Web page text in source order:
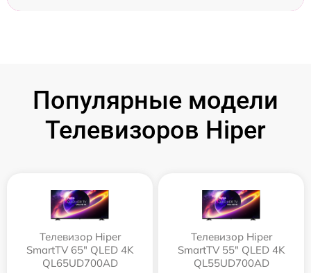
Популярные модели
Телевизоров Hiper
Телевизор Hiper
SmartTV 65" QLED 4K
QL65UD700AD
Телевизор Hiper
SmartTV 55" QLED 4K
QL55UD700AD